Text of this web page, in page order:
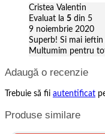
Cristea Valentin
Evaluat la 5 din 5
9 noiembrie 2020
Superb! Si mai
Multumim pentru
Adaugă o recenzie
Trebuie să fii autentificat
Produse similare